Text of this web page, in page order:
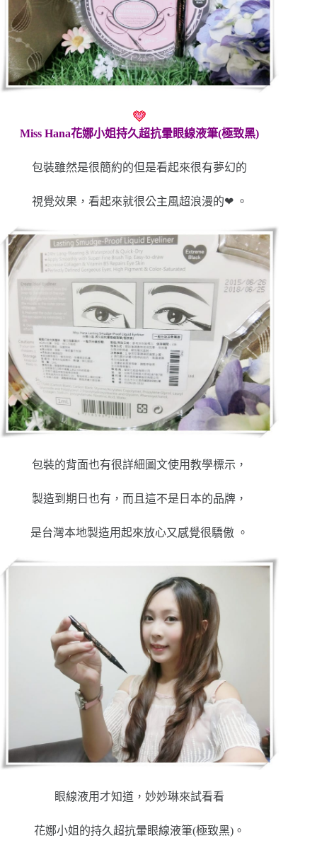
Miss Hana花娜小姐持久超抗暈眼線液筆(極致黑)
包裝雖然是很簡約的但是看起來很有夢幻的
視覺效果，看起來就很公主風超浪漫的❤ 。
包裝的背面也有很詳細圖文使用教學標示，
製造到期日也有，而且這不是日本的品牌，
是台灣本地製造用起來放心又感覺很驕傲 。
眼線液用才知道，妙妙琳來試看看
花娜小姐的持久超抗暈眼線液筆(極致黑)。